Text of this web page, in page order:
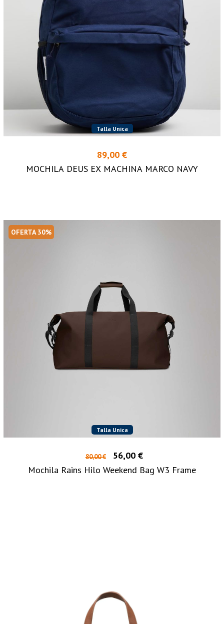
Talla Unica
89,00 €
MOCHILA DEUS EX MACHINA MARCO NAVY
OFERTA 30%
Talla Unica
80,00 €
56,00 €
Mochila Rains Hilo Weekend Bag W3 Frame